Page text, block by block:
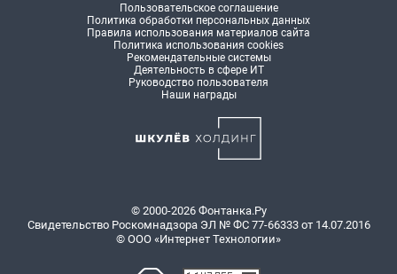
Пользовательское соглашение
Политика обработки персональных данных
Правила использования материалов сайта
Политика использования cookies
Рекомендательные системы
Деятельность в сфере ИТ
Руководство пользователя
Наши награды
© 2000-2026 Фонтанка.Ру
Свидетельство Роскомнадзора ЭЛ № ФС 77-66333 от 14.07.2016
© ООО «Интернет Технологии»